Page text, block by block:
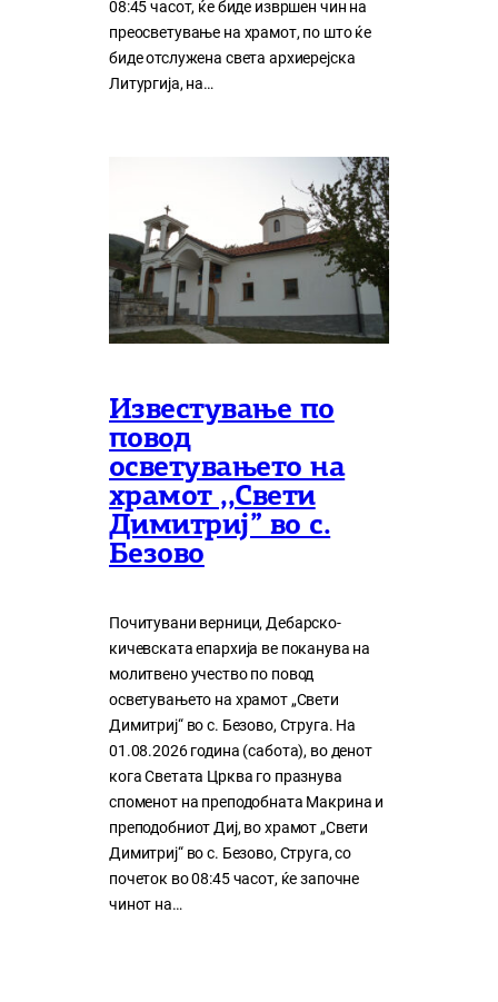
08:45 часот, ќе биде извршен чин на
преосветување на храмот, по што ќе
биде отслужена света архиерејска
Литургија, на…
Известување по
повод
осветувањето на
храмот ,,Свети
Димитриј” во с.
Безово
Почитувани верници, Дебарско-
кичевската епархија ве поканува на
молитвено учество по повод
осветувањето на храмот „Свети
Димитриј“ во с. Безово, Струга. На
01.08.2026 година (сабота), во денот
кога Светата Црква го празнува
споменот на преподобната Макрина и
преподобниот Диј, во храмот „Свети
Димитриј“ во с. Безово, Струга, со
почеток во 08:45 часот, ќе започне
чинот на…